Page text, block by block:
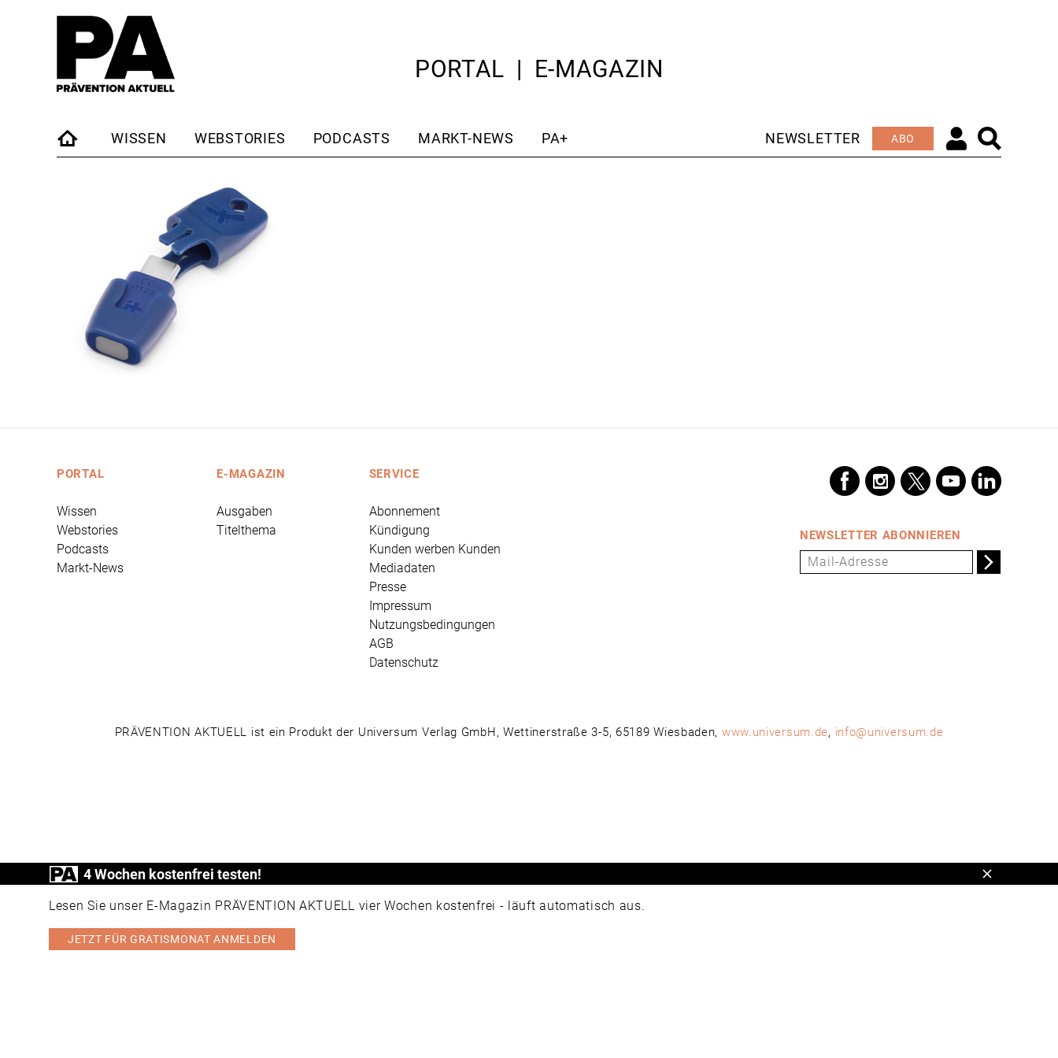
PORTAL E-MAGAZIN
WISSEN WEBSTORIES PODCASTS MARKT-NEWS PA+ NEWSLETTER ABO
PORTAL
Wissen
Webstories
Podcasts
Markt-News
E-MAGAZIN
Ausgaben
Titelthema
SERVICE
Abonnement
Kündigung
Kunden werben Kunden
Mediadaten
Presse
Impressum
Nutzungsbedingungen
AGB
Datenschutz
NEWSLETTER ABONNIEREN
PRÄVENTION AKTUELL ist ein Produkt der Universum Verlag GmbH, Wettinerstraße 3-5, 65189 Wiesbaden, www.universum.de, info@universum.de
4 Wochen kostenfrei testen!
Lesen Sie unser E-Magazin PRÄVENTION AKTUELL vier Wochen kostenfrei - läuft automatisch aus.
JETZT FÜR GRATISMONAT ANMELDEN
Schließen